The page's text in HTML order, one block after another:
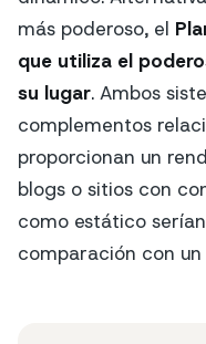
más poderoso, el
que utiliza el
su lugar. Ambos
complementos
proporcionan un
blogs o sitios con
como estático
comparación con